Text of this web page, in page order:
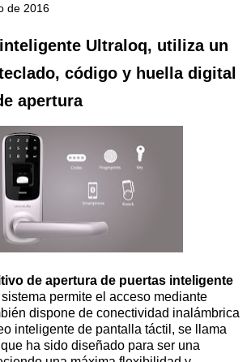
de 2016
Ultraloq, utiliza un
código y huella digital
apertura
de apertura de puertas inteligente
permite el acceso mediante
dispone de conectividad inalámbrica
inteligente de pantalla táctil, se llama
que ha sido diseñado para ser una